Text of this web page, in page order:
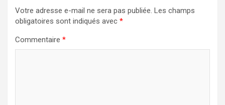
Votre adresse e-mail ne sera pas publiée. Les champs
obligatoires sont indiqués avec *
Commentaire *